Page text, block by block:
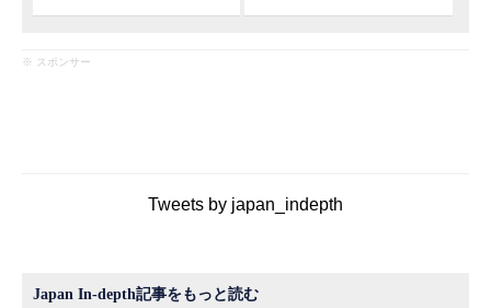
※ スポンサー
Tweets by japan_indepth
Japan In-depth記事をもっと読む